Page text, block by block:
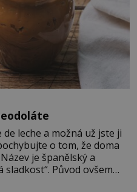
leche a možná už jste ji
o tom, že doma
je španělský a
sladkost“. Původ ovšem